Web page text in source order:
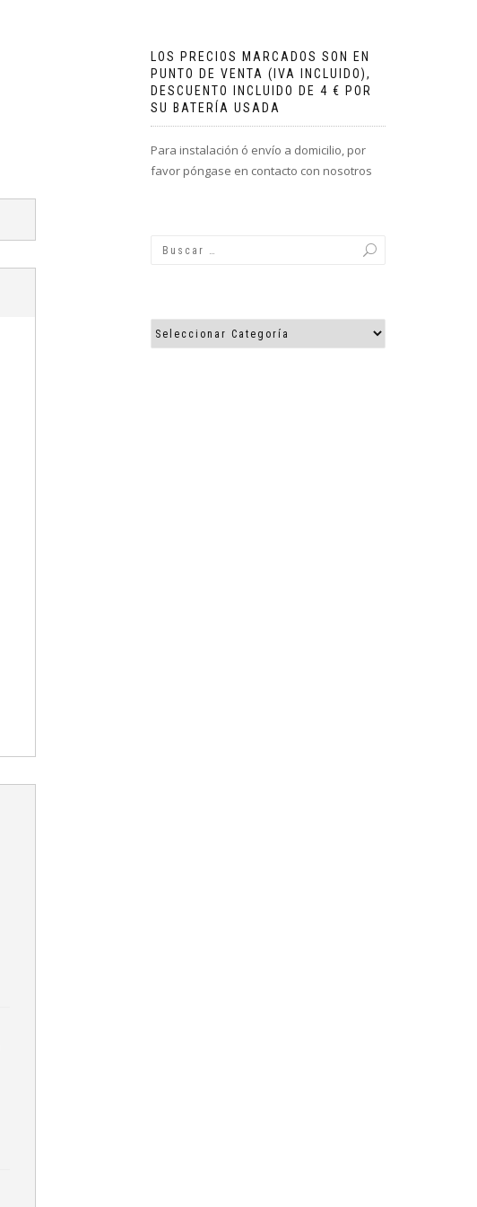
LOS PRECIOS MARCADOS SON EN
PUNTO DE VENTA (IVA INCLUIDO),
DESCUENTO INCLUIDO DE 4 € POR
SU BATERÍA USADA
Para instalación ó envío a domicilio, por
favor póngase en contacto con nosotros